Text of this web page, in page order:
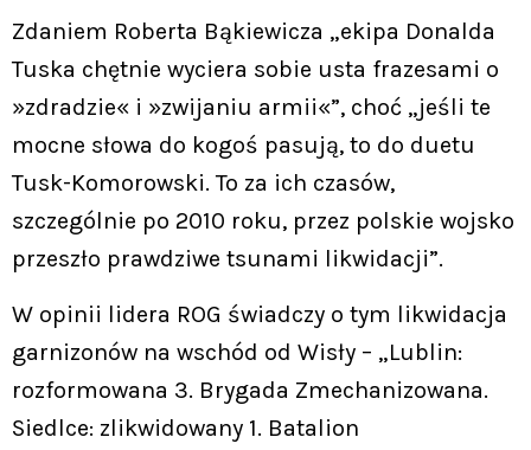
Zdaniem Roberta Bąkiewicza „ekipa Donalda
Tuska chętnie wyciera sobie usta frazesami o
»zdradzie« i »zwijaniu armii«”, choć „jeśli te
mocne słowa do kogoś pasują, to do duetu
Tusk-Komorowski. To za ich czasów,
szczególnie po 2010 roku, przez polskie wojsko
przeszło prawdziwe tsunami likwidacji”.
W opinii lidera ROG świadczy o tym likwidacja
garnizonów na wschód od Wisły – „Lublin:
rozformowana 3. Brygada Zmechanizowana.
Siedlce: zlikwidowany 1. Batalion